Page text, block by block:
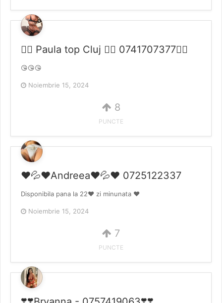
❤️‍🔥 Paula top Cluj ❤️‍🔥 0741707377❤️‍🔥
😘😘😘
Noiembrie 15, 2024
8
PUNCTE
❤💦❤Andreea❤💦❤ 0725122337
Disponibila pana la 22❤️ zi minunata ❤️
Noiembrie 15, 2024
7
PUNCTE